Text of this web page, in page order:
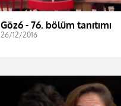
Göz6 - 76. bölüm tanıtımı
26/12/2016